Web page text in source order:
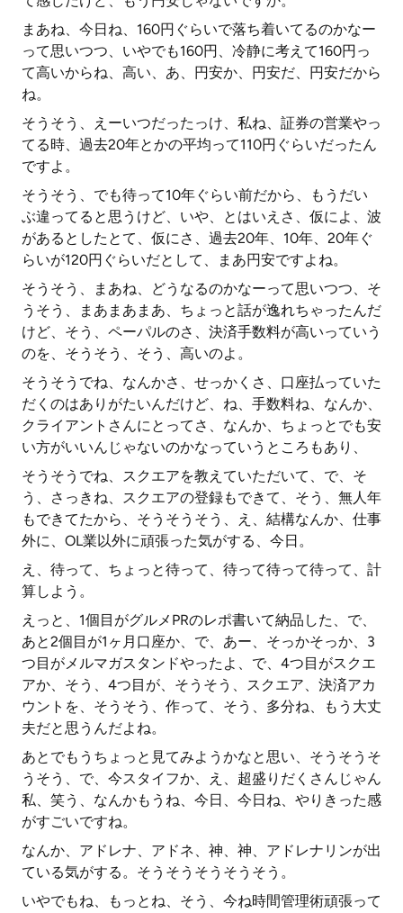
まあね、今日ね、160円ぐらいで落ち着いてるのかなー
って思いつつ、いやでも160円、冷静に考えて160円っ
て高いからね、高い、あ、円安か、円安だ、円安だから
ね。
そうそう、えーいつだったっけ、私ね、証券の営業やっ
てる時、過去20年とかの平均って110円ぐらいだったん
ですよ。
そうそう、でも待って10年ぐらい前だから、もうだい
ぶ違ってると思うけど、いや、とはいえさ、仮によ、波
があるとしたとて、仮にさ、過去20年、10年、20年ぐ
らいが120円ぐらいだとして、まあ円安ですよね。
そうそう、まあね、どうなるのかなーって思いつつ、そ
うそう、まあまあまあ、ちょっと話が逸れちゃったんだ
けど、そう、ペーパルのさ、決済手数料が高いっていう
のを、そうそう、そう、高いのよ。
そうそうでね、なんかさ、せっかくさ、口座払っていた
だくのはありがたいんだけど、ね、手数料ね、なんか、
クライアントさんにとってさ、なんか、ちょっとでも安
い方がいいんじゃないのかなっていうところもあり、
そうそうでね、スクエアを教えていただいて、で、そ
う、さっきね、スクエアの登録もできて、そう、無人年
もできてたから、そうそうそう、え、結構なんか、仕事
外に、OL業以外に頑張った気がする、今日。
え、待って、ちょっと待って、待って待って待って、計
算しよう。
えっと、1個目がグルメPRのレポ書いて納品した、で、
あと2個目が1ヶ月口座か、で、あー、そっかそっか、3
つ目がメルマガスタンドやったよ、で、4つ目がスクエ
アか、そう、4つ目が、そうそう、スクエア、決済アカ
ウントを、そうそう、作って、そう、多分ね、もう大丈
夫だと思うんだよね。
あとでもうちょっと見てみようかなと思い、そうそうそ
うそう、で、今スタイフか、え、超盛りだくさんじゃん
私、笑う、なんかもうね、今日、今日ね、やりきった感
がすごいですね。
なんか、アドレナ、アドネ、神、神、アドレナリンが出
ている気がする。そうそうそうそうそう。
いやでもね、もっとね、そう、今ね時間管理術頑張って